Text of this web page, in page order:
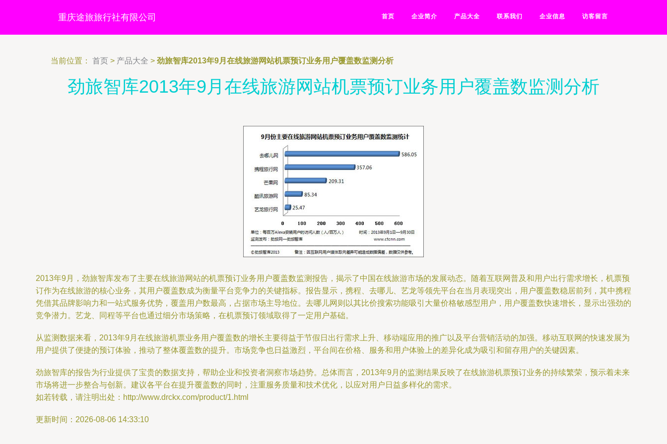
重庆途旅旅行社有限公司 首页 企业简介 产品大全 联系我们 企业信息 访客留言
当前位置： 首页 > 产品大全 > 劲旅智库2013年9月在线旅游网站机票预订业务用户覆盖数监测分析
劲旅智库2013年9月在线旅游网站机票预订业务用户覆盖数监测分析
2013年9月，劲旅智库发布了主要在线旅游网站的机票预订业务用户覆盖数监测报告，揭示了中国在线旅游市场的发展动态。随着互联网普及和用户出行需求增长，机票预
订作为在线旅游的核心业务，其用户覆盖数成为衡量平台竞争力的关键指标。报告显示，携程、去哪儿、艺龙等领先平台在当月表现突出，用户覆盖数稳居前列，其中携程
凭借其品牌影响力和一站式服务优势，覆盖用户数最高，占据市场主导地位。去哪儿网则以其比价搜索功能吸引大量价格敏感型用户，用户覆盖数快速增长，显示出强劲的
竞争潜力。艺龙、同程等平台也通过细分市场策略，在机票预订领域取得了一定用户基础。
从监测数据来看，2013年9月在线旅游机票业务用户覆盖数的增长主要得益于节假日出行需求上升、移动端应用的推广以及平台营销活动的加强。移动互联网的快速发展为
用户提供了便捷的预订体验，推动了整体覆盖数的提升。市场竞争也日益激烈，平台间在价格、服务和用户体验上的差异化成为吸引和留存用户的关键因素。
劲旅智库的报告为行业提供了宝贵的数据支持，帮助企业和投资者洞察市场趋势。总体而言，2013年9月的监测结果反映了在线旅游机票预订业务的持续繁荣，预示着未来
市场将进一步整合与创新。建议各平台在提升覆盖数的同时，注重服务质量和技术优化，以应对用户日益多样化的需求。
如若转载，请注明出处：http://www.drckx.com/product/1.html
更新时间：2026-08-06 14:33:10